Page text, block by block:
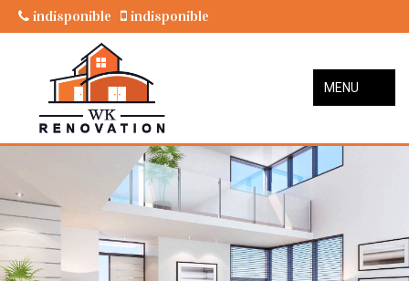
indisponible indisponible
MENU